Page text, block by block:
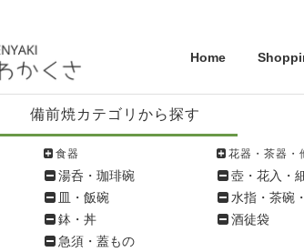
Home
備前焼カテゴリから探す
食器
湯呑・珈琲碗
皿・飯碗
鉢・丼
急須・蓋もの
花器・茶器・
壺・花入・
水指・茶碗
酒徒袋